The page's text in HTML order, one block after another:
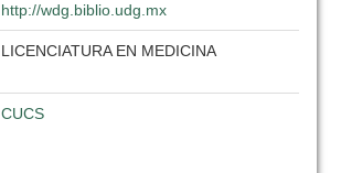
http://wdg.biblio.udg.mx
LICENCIATURA EN MEDICINA
CUCS